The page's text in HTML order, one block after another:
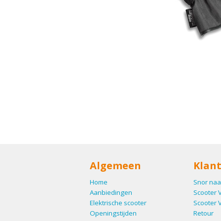
Algemeen
Home
Aanbiedingen
Elektrische scooter
Openingstijden
Snor
Scooter
Scooter
Retour